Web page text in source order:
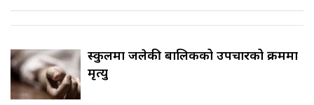
स्कुलमा जलेकी बालिकको उपचारको क्रममा
मृत्यु